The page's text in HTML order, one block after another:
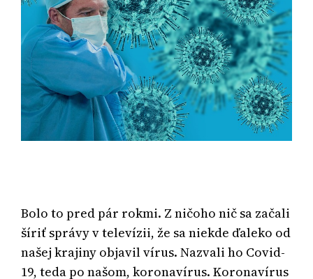
Bolo to pred pár rokmi. Z ničoho nič sa začali
šíriť správy v televízii, že sa niekde ďaleko od
našej krajiny objavil vírus. Nazvali ho Covid-
19, teda po našom, koronavírus. Koronavírus